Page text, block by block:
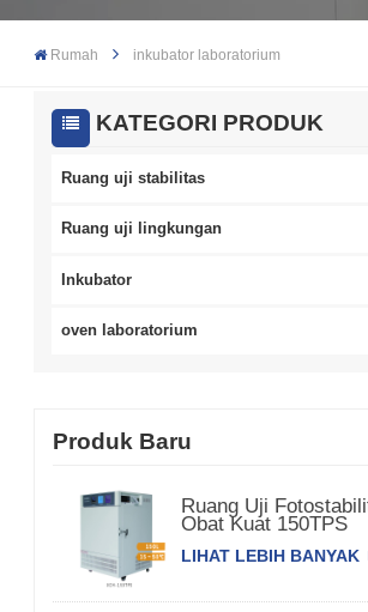
Rumah inkubator laboratorium
KATEGORI PRODUK
Ruang uji stabilitas
Ruang uji lingkungan
Inkubator
oven laboratorium
Produk Baru
Ruang Uji
Obat Kuat 150TPS
LIHAT LEBIH BANYAK